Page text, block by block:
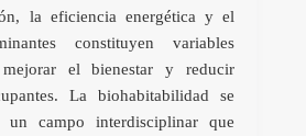
la eficiencia energética y el
constituyen variables
mejorar el bienestar y reducir
La biohabitabilidad se
un campo interdisciplinar que